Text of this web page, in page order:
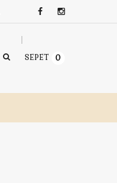
SEPET 0